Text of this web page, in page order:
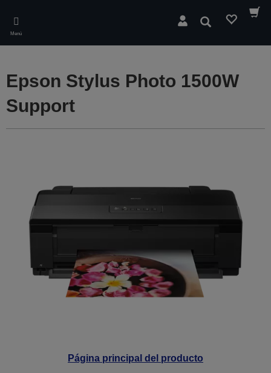
main
content
Menú
Buscar
Página principal del producto
Epson Stylus Photo 1500W
Support